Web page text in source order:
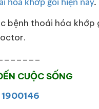
hóa khớp gối hiện nay.
thoái hóa khớp
CUỘC SỐNG
1900146